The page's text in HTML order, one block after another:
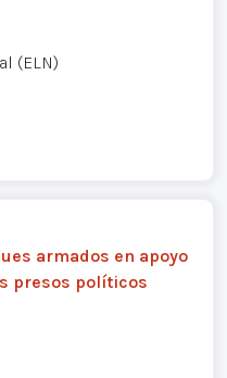
(ELN)
armados en apoyo
presos políticos